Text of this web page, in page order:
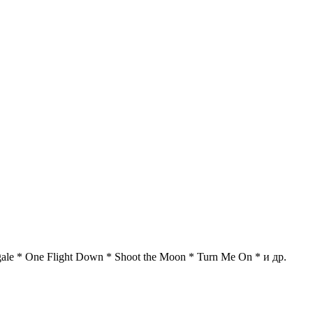
* One Flight Down * Shoot the Moon * Turn Me On * и др.